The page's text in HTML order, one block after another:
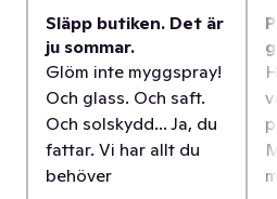
Släpp butiken. Det är
ju sommar.
Glöm inte myggspray!
Och glass. Och saft.
Och solskydd... Ja, du
fattar. Vi har allt du
behöver